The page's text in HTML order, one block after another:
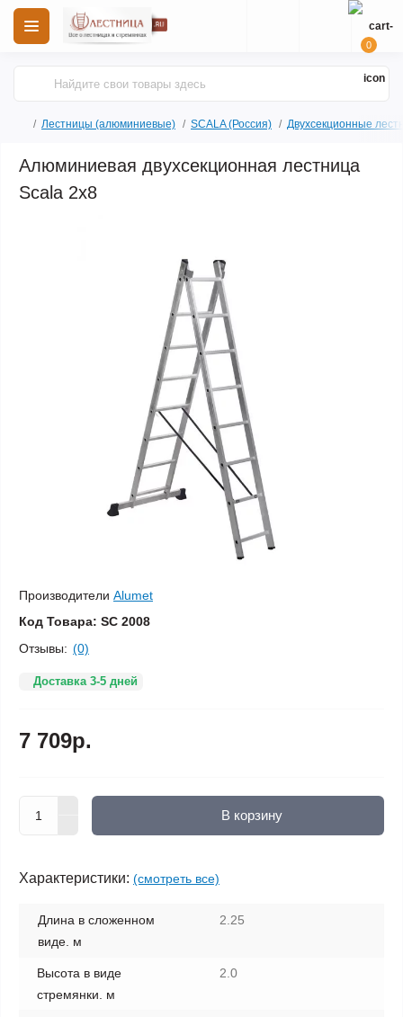
0
Лестницы (алюминиевые) SCALA (Россия) Двухсекционные
Алюминиевая двухсекционная лестница
Scala 2х8
Производители Alumet
Код Товара: SC 2008
Отзывы: (0)
Доставка 3-5 дней
7 709р.
В корзину
Характеристики: (смотреть все)
Длина в сложенном
виде. м
2.25
Высота в виде
стремянки. м
2.0